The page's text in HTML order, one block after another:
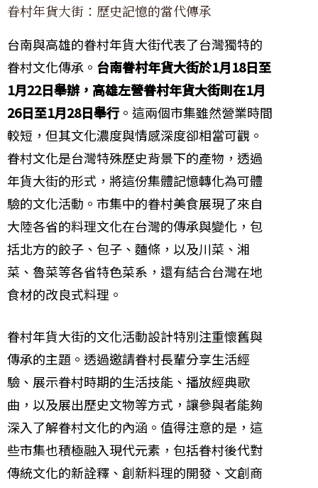
眷村年貨大街：歷史記憶的當代傳承
台南與高雄的眷村年貨大街代表了台灣獨特的
眷村文化傳承。 台南眷村年貨大街於1月18日至
1月22日舉辦，高雄左營眷村年貨大街則在1月
26日至1月28日舉行 。這兩個市集雖然營業時間
較短，但其文化濃度與情感深度卻相當可觀。
眷村文化是台灣特殊歷史背景下的產物，透過
年貨大街的形式，將這份集體記憶轉化為可體
驗的文化活動。市集中的眷村美食展現了來自
大陸各省的料理文化在台灣的傳承與變化，包
括北方的餃子、包子、麵條，以及川菜、湘
菜、魯菜等各省特色菜系，還有結合台灣在地
食材的改良式料理。
眷村年貨大街的文化活動設計特別注重懷舊與
傳承的主題。透過邀請眷村長輩分享生活經
驗、展示眷村時期的生活技能、播放經典歌
曲，以及展出歷史文物等方式，讓參與者能夠
深入了解眷村文化的內涵。值得注意的是，這
些市集也積極融入現代元素，包括眷村後代對
傳統文化的新詮釋、創新料理的開發、文創商